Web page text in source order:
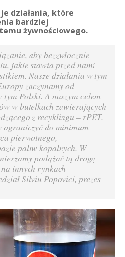
działania, które
bardziej
żywnościowego.
aby bezzwłocznie
jakie stawia przed nami
Nasze działania w tym
zaczynamy od
Polski. A naszym celem
w butelkach zawierających
z recyklingu – rPET.
ograniczyć do minimum
pierwotnego,
paliw kopalnych. W
podążać tą drogą
innych rynkach
Silviu Popovici, prezes